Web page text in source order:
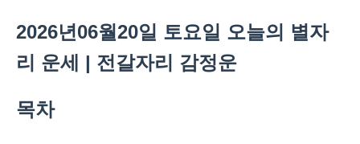
2026년06월20일 토요일 오늘의 별자
리 운세 | 전갈자리 감정운
목차